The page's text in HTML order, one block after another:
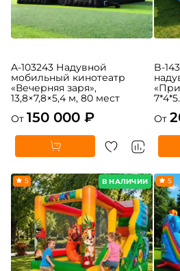
A-103243 Надувной
мобильный кинотеатр
«Вечерняя заря»,
13,8×7,8×5,4 м, 80 мест
От 150 000 ₽
B-
От
В НАЛИЧИИ
5 5